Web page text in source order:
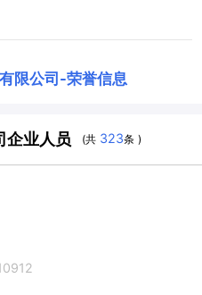
限公司 -荣誉信息
企业人员 (共 323条 )